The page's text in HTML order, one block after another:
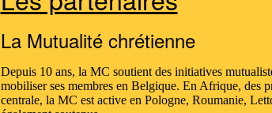
La Mutualité chrétienne
Depuis 10 ans, la MC soutient des initiatives
mobiliser ses membres en Belgique. En Afrique,
centrale, la MC est active en Pologne, Roumanie,